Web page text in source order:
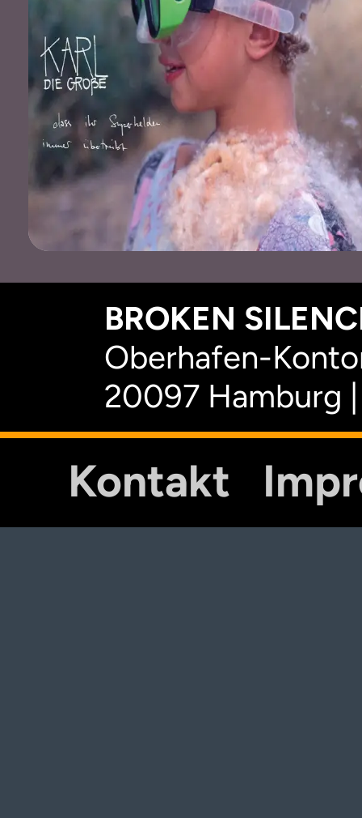
BROKEN
Oberhafen-
20097 Hamburg
Kontakt